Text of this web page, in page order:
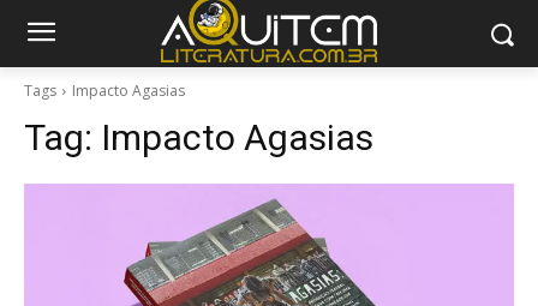
Tags Impacto Agasias
Tag: Impacto Agasias